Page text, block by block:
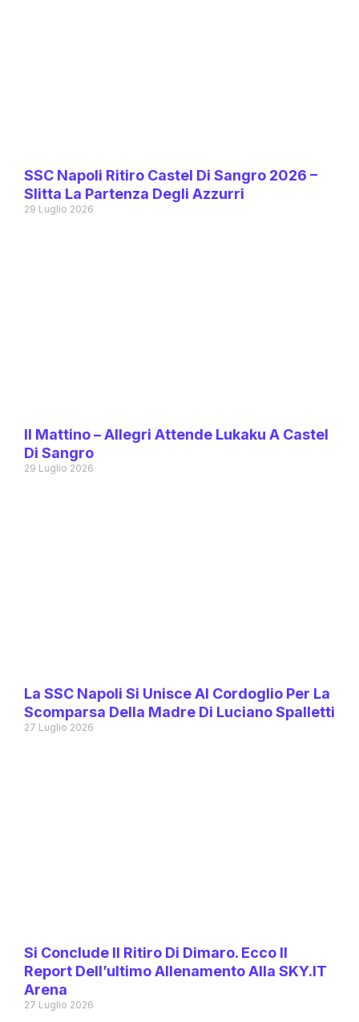
SSC Napoli Ritiro Castel Di Sangro 2026 –
Slitta La Partenza Degli Azzurri
29 Luglio 2026
Il Mattino – Allegri Attende Lukaku A Castel
Di Sangro
29 Luglio 2026
La SSC Napoli Si Unisce Al Cordoglio Per La
Scomparsa Della Madre Di Luciano Spalletti
27 Luglio 2026
Si Conclude Il Ritiro Di Dimaro. Ecco Il
Report Dell’ultimo Allenamento Alla SKY.IT
Arena
27 Luglio 2026